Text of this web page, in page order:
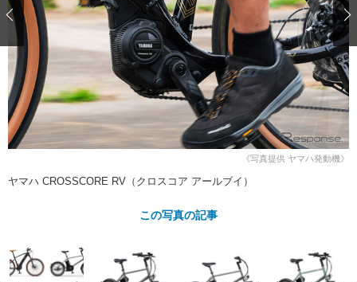
自動車豆知識 ストップ！不具合修理＆粗悪修理
鈑金・塗装
ディテイリング 洗車
ヘッドライト磨き コーティング
フィルム・ラッピング
鈑金・塗装
小キズ直し 防錆
特集記事
ストップ 不具合修理＆粗悪修理
カーメーカー「旧車」関連プロジェ
クト
コラム
ショップ紹介
ショップレポート プロショップ検索
レストア
ェクト
コラム
《写真提供 ヤマハ発動機》
ヤマハ CROSSCORE RV（クロスコア アールブイ）
この写真の記事